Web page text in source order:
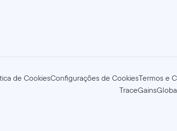
de CookiesConfigurações de CookiesTermos e
TraceGains